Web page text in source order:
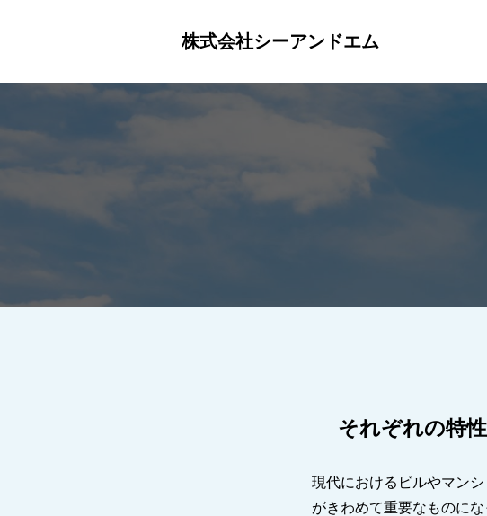
株式会社シーアンドエム
それぞれの特
現代におけるビルやマン
がきわめて重要なものにな